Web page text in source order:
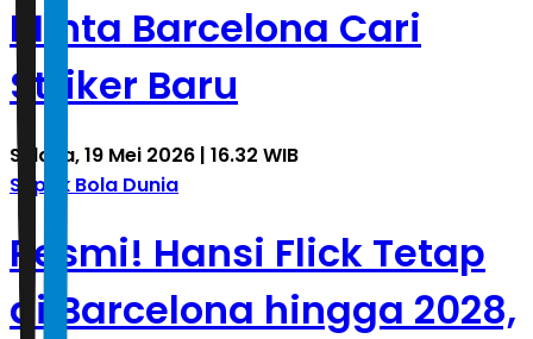
Minta Barcelona Cari
Striker Baru
Selasa, 19 Mei 2026 | 16.32 WIB
Sepak Bola Dunia
Resmi! Hansi Flick Tetap
di Barcelona hingga 2028,